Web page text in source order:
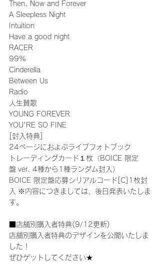
Then, Now and Forever
A Sleepless Night
Intuition
Have a good night
RACER
99%
Cinderella
Between Us
Radio
人生賛歌
YOUNG FOREVER
YOU'RE SO FINE
[封入特典]
24ページにおよぶライブフォトブック
トレーディングカード１枚（BOICE 限定
盤 ver. 4種から1種ランダム封入）
BOICE 限定盤応募シリアルコード[C]1枚封
入 ※内容につきましては、後日発表いたしま
す。
■店舗別購入者特典(9/12更新)
店舗別購入者特典のデザインを公開いたしま
した！
ぜひゲットしてください★